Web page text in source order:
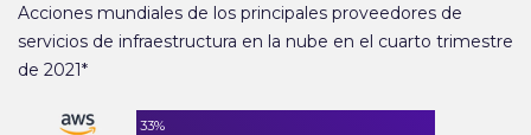
Acciones mundiales de los principales proveedores de
servicios de infraestructura en la nube en el cuarto trimestre
de 2021*
33%